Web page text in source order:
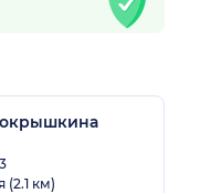
(2.1 км)